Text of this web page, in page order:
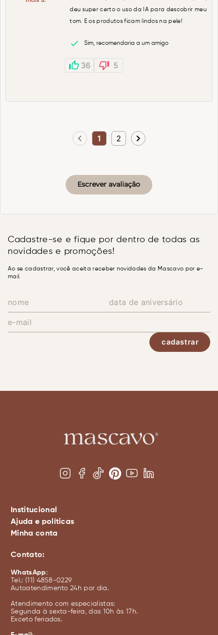
deu super certo o uso da IA para descobrir meu
tom. E os produtos ficam lindos na pele!
Sim, recomendaria a um amigo
36 5
1 2
Escrever avaliação
Cadastre-se e fique por dentro de todas as
novidades e promoções!
Ao se cadastrar, você aceita receber novidades da Mascavo por e-
mail.
cadastrar
Institucional
Sobre a Mascavo
Sobre a Mari Saad
Ajuda e políticas
Política de privacidade
Política de cancelamento
Minha conta
Meus pedidos
Meus favoritos
Meus dados
Contato:
WhatsApp:
Tel.: (11) 4858-0229
Autoatendimento 24h por dia.
Atendimento com especialistas:
Segunda à sexta-feira, das 10h às 17h.
Exceto feriados.